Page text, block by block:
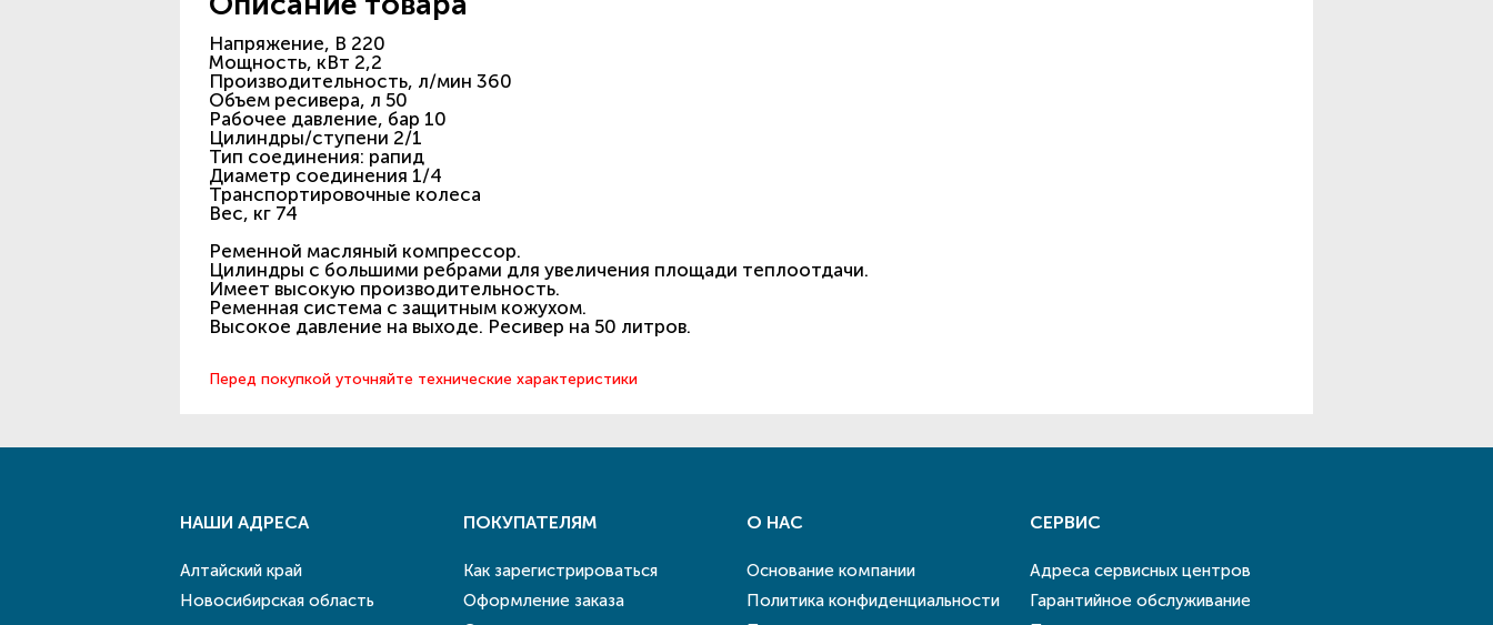
Напряжение, В 220
Мощность, кВт 2,2
Производительность, л/мин 360
Объем ресивера, л 50
Рабочее давление, бар 10
Цилиндры/ступени 2/1
Тип соединения: рапид
Диаметр соединения 1/4
Транспортировочные колеса
Вес, кг 74
Ременной масляный компрессор.
Цилиндры с большими ребрами для увеличения площади теплоотдачи.
Имеет высокую производительность.
Ременная система с защитным кожухом.
Высокое давление на выходе. Ресивер на 50 литров.
Перед покупкой уточняйте технические характеристики
НАШИ АДРЕСА
Алтайский край
Новосибирская область
ПОКУПАТЕЛЯМ
Как зарегистрироваться
Оформление заказа
О НАС
Основание компании
Политика конфиденциальности
СЕРВИС
Адреса сервисных центров
Гарантийное обслуживание